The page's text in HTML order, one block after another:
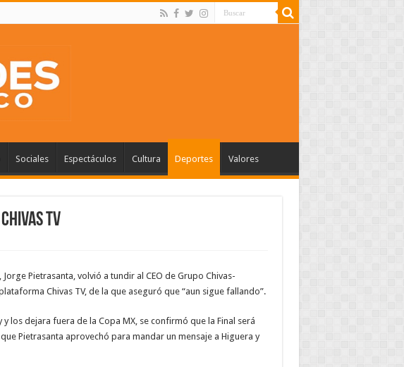
Sociales Espectáculos Cultura Deportes Valores
TV
Pietrasanta, volvió a tundir al CEO de Grupo Chivas-
Chivas TV, de la que aseguró que “aun sigue fallando”.
los dejara fuera de la Copa MX, se confirmó que la Final será
Pietrasanta aprovechó para mandar un mensaje a Higuera y